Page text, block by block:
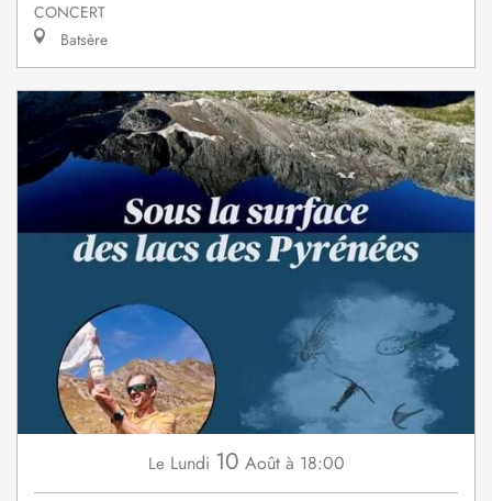
CONCERT
Batsère
Le Lundi 10 Août à 18:00